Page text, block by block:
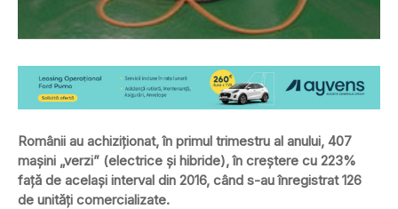
Românii au achiziţionat, în primul trimestru al anului, 407
maşini „verzi” (electrice şi hibride), în creştere cu 223%
faţă de acelaşi interval din 2016, când s-au înregistrat 126
de unităţi comercializate.